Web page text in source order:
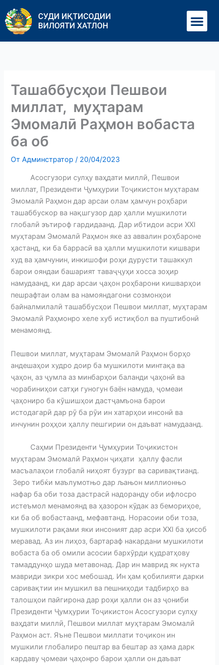
содержимому
Ташаббусҳои Пешвои
миллат, муҳтарам
Эмомалӣ Раҳмон вобаста
ба об
ОтАдминстратор/ 20/04/2023
Асосгузори сулҳу ваҳдати миллӣ, Пешвои
миллат, Президенти Ҷумҳурии Тоҷикистон муҳтарам
Эмомалӣ Раҳмон дар арсаи олам ҳамчун роҳбари
ташаббускор ва нақшгузор дар ҳалли мушкилоти
глобалӣ эътироф гардидаанд. Дар ибтидои асри XXI
муҳтарам Эмомалӣ Раҳмон яке аз аввалин роҳбароне
ҳастанд, ки ба баррасӣ ва ҳалли мушкилоти кишвари
худ ва ҳамчунин, инкишофи роҳи дурусти ташаккул
барои ояндаи башарият таваҷҷуҳи хосса зоҳир
намудаанд, ки дар арсаи ҷаҳон роҳбарони кишварҳои
пешрафтаи олам ва намояндагони созмонҳои
байналмилалӣ ташаббусҳои Пешвои миллат, муҳтарам
Эмомалӣ Раҳмонро хеле хуб истиқбол ва пуштибонӣ
менамоянд.
Пешвои миллат, муҳтарам Эмомалӣ Раҳмон борҳо
андешаҳои худро доир ба мушкилоти минтақа ва
ҷаҳон, аз ҷумла аз минбарҳои баланди ҷаҳонӣ ва
чорабиниҳои сатҳи гуногун баён намуда, ҷомеаи
ҷаҳониро ба кӯшишҳои дастҷамъона барои
истодагарӣ дар рӯ ба рӯи ин хатарҳои инсонӣ ва
инчунин роҳҳои ҳаллу пешгирии он даъват намудаанд.
Саҳми Президенти Ҷумҳурии Тоҷикистон
муҳтарам Эмомалӣ Раҳмон ҷиҳати ҳаллу фасли
масъалаҳои глобалӣ ниҳоят бузург ва саривақтианд.
Зеро тибќи маълумотњо дар љањон миллионњо
нафар ба оби тоза дастрасӣ надоранду оби ифлосро
истеъмол менамоянд ва ҳазорон кӯдак аз бемориҳое,
ки ба об вобастаанд, мефавтанд. Норасоии оби тоза,
мушкилоти рақами яки инсоният дар асри XXI ба ҳисоб
меравад. Аз ин лиҳоз, бартараф накардани мушкилоти
вобаста ба об омили асосии бархӯрди қудратҳову
тамаддунҳо шуда метавонад. Дар ин маврид як нукта
мавриди зикри хос мебошад. Ин ҳам қобилияти дарки
саривақтии ин мушкил ва пешниҳоди тадбирҳо ва
талошҳои пайгирона дар роҳи ҳалли он аз ҷониби
Президенти Ҷумҳурии Тоҷикистон Асосгузори сулҳу
ваҳдати миллӣ, Пешвои миллат муҳтарам Эмомалӣ
Раҳмон аст. Яъне Пешвои миллати тоҷикон ин
мушкили глобалиро пештар ва бештар аз ҳама дарк
кардаву ҷомеаи ҷаҳонро барои ҳалли он даъват